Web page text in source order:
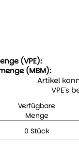
(VPE):
(MBM):
Artikel
VPE's
Verfügbare
Menge
0 Stück